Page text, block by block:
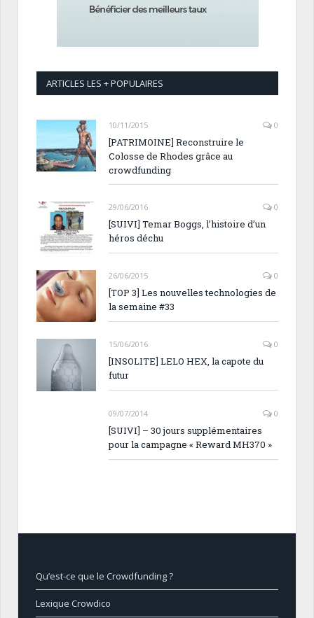
ARTICLES LES + POPULAIRES
10/11/2015 0
[PATRIMOINE] Reconstruire le
Colosse de Rhodes grâce au
crowdfunding
29/06/2016 0
[SUIVI] Temar Boggs, l’histoire d’un
héros déchu
26/06/2015 0
[TOP 3] Les nouvelles technologies de
la semaine #33
15/06/2016 0
[INSOLITE] LELO HEX, la capote du
futur
09/07/2014 0
[SUIVI] – 30 jours supplémentaires
pour la campagne « Reward MH370 »
Qu’est-ce que le Crowdfunding ?
Lexique Crowdico